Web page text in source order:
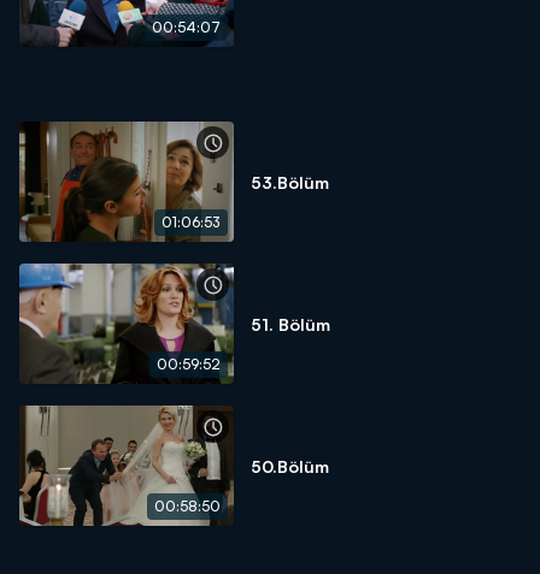
00:54:07
01:06:53
53.Bölüm
00:59:52
51. Bölüm
00:58:50
50.Bölüm